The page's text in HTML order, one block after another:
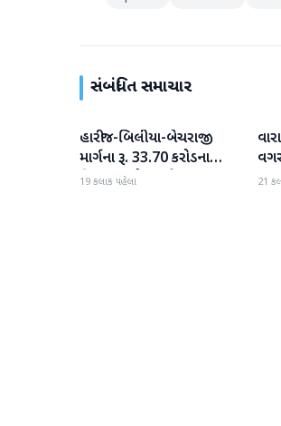
સંબંધિત સમાચાર
પાટણ
હારીજ-બિલીયા-બેચરાજી
માર્ગના રૂ. 33.70 કરોડના
વિકાસ કામો પૂરજોશમાં
19 કલાક પહેલા 21